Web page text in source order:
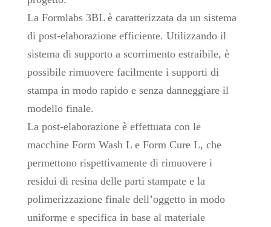
La Formlabs 3BL è caratterizzata da un sistema
di post-elaborazione efficiente. Utilizzando il
sistema di supporto a scorrimento estraibile, è
possibile rimuovere facilmente i supporti di
stampa in modo rapido e senza danneggiare il
modello finale.
La post-elaborazione è effettuata con le
macchine Form Wash L e Form Cure L, che
permettono rispettivamente di rimuovere i
residui di resina delle parti stampate e la
polimerizzazione finale dell’oggetto in modo
uniforme e specifica in base al materiale